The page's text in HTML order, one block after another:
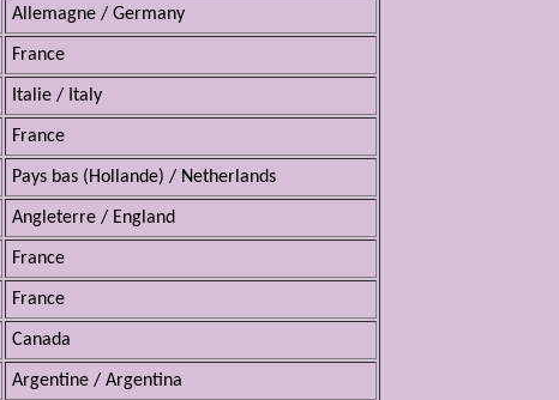
Allemagne / Germany
France
Italie / Italy
France
Pays bas (Hollande) / Netherlands
Angleterre / England
France
France
Canada
Argentine / Argentina